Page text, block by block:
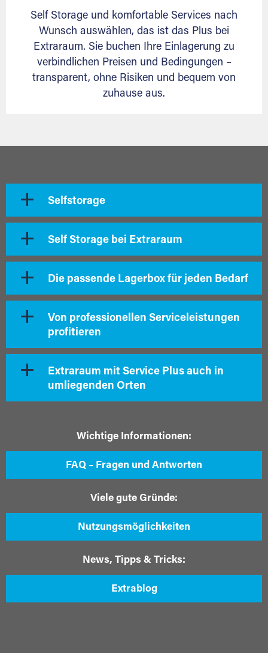
Self Storage und komfortable Services nach
Wunsch auswählen, das ist das Plus bei
Extraraum. Sie buchen Ihre Einlagerung zu
verbindlichen Preisen und Bedingungen –
transparent, ohne Risiken und bequem von
zuhause aus.
Selfstorage
Self Storage bei Extraraum
Die passende Lagerbox für jeden Bedarf
Von professionellen Serviceleistungen
profitieren
Extraraum mit Service Plus auch in
umliegenden Orten
Wichtige Informationen:
FAQ – Fragen und Antworten
Viele gute Gründe:
Nutzungsmöglichkeiten
News, Tipps & Tricks:
Extrablog